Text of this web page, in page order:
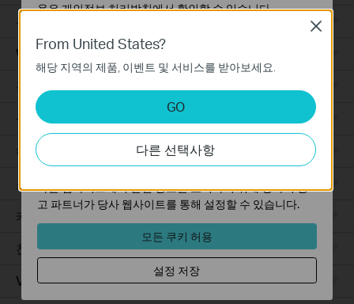
유선 라우터
WiFi 라우터
통합 라우터
클라우드 기반
하드웨어
소프트웨어
카메라
천장형 AP
VPN 라우터
From United States?
해당 지역의 제품, 이벤트 및 서비스를 받아보세요.
GO
다른 선택사항
Close
용은개인정보 처리방침에서 확인할 수 있습니다.
기본 쿠키
이 쿠키는 웹사이트가 작동하는 데 필요하며 사용자의 시
스템에서 비활성화할 수 없습니다.
분석 및 마케팅 쿠키
분석 쿠키는 웹사이트의 기능을 개선하고 조정하기 위해
웹사이트에서의 사용자 활동을 분석하는 데 사용하는 쿠키
입니다.
마케팅 쿠키는 귀하의 관심사에 대한 프로필을 생성하고
다른 웹사이트에서 관련 광고를 표시하기 위해 당사의 광
고 파트너가 당사 웹사이트를 통해 설정할 수 있습니다.
모든 쿠키 허용
설정 저장